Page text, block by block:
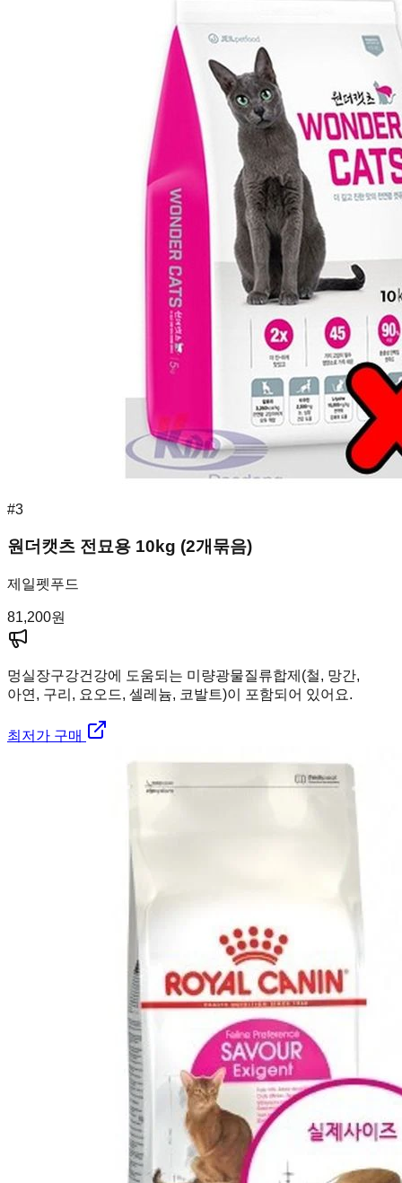
#3
원더캣츠 전묘용 10kg (2개묶음)
제일펫푸드
81,200원
멍실장구강건강에 도움되는 미량광물질류합제(철, 망간,
아연, 구리, 요오드, 셀레늄, 코발트)이 포함되어 있어요.
최저가 구매